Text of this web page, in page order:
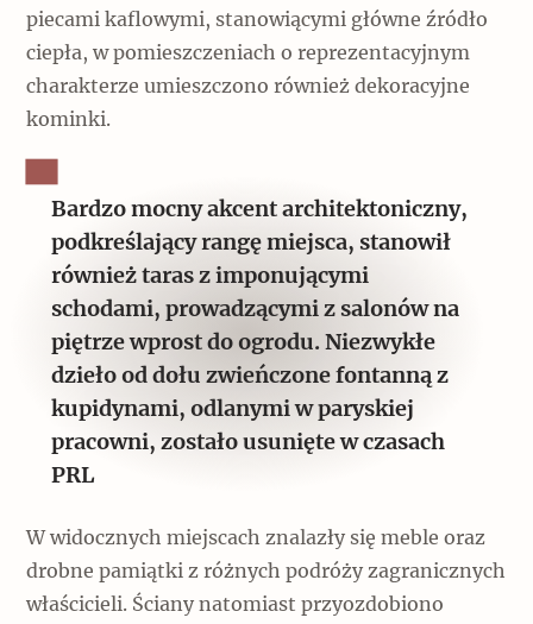
piecami kaflowymi, stanowiącymi główne źródło
ciepła, w pomieszczeniach o reprezentacyjnym
charakterze umieszczono również dekoracyjne
kominki.
Bardzo mocny akcent architektoniczny,
podkreślający rangę miejsca, stanowił
również taras z imponującymi
schodami, prowadzącymi z salonów na
piętrze wprost do ogrodu. Niezwykłe
dzieło od dołu zwieńczone fontanną z
kupidynami, odlanymi w paryskiej
pracowni, zostało usunięte w czasach
PRL
W widocznych miejscach znalazły się meble oraz
drobne pamiątki z różnych podróży zagranicznych
właścicieli. Ściany natomiast przyozdobiono